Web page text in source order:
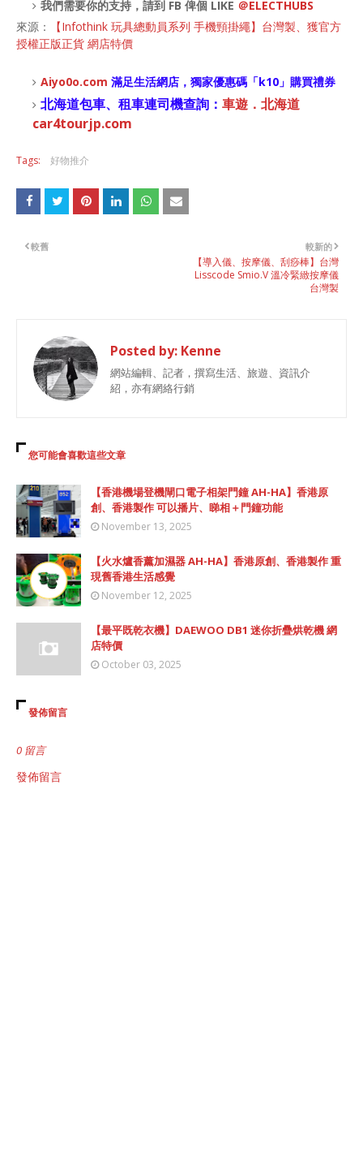
我們需要你的支持，請到 FB 俾個 LIKE ＠ELECTHUBS
來源：
【Infothink 玩具總動員系列 手機頸掛繩】台灣製、獲官方
授權正版正貨 網店特價
Aiyo0o.com 滿足生活網店， 獨家優惠碼「k10 」購買禮券
北海道包車、租車連司機查詢： 車遊．北海道
car4tourjp.com
Tags: 好物推介
較新的
【導入儀、按摩儀、刮痧棒】台灣
Lisscode Smio.V 溫冷緊緻按摩儀
台灣製
較舊
Posted by: Kenne
網站編輯、記者，撰寫生活、旅遊、資訊介
紹，亦有網絡行銷
您可能會喜歡這些文章
【香港機場登機閘口電子相架門鐘 AH-HA】香港原
創、香港製作 可以播片、睇相＋門鐘功能
November 13, 2025
【火水爐香薰加濕器 AH-HA】香港原創、香港製作 重
現舊香港生活感覺
November 12, 2025
【最平既乾衣機】DAEWOO DB1 迷你折疊烘乾機 網
店特價
October 03, 2025
發佈留言
0 留言
發佈留言